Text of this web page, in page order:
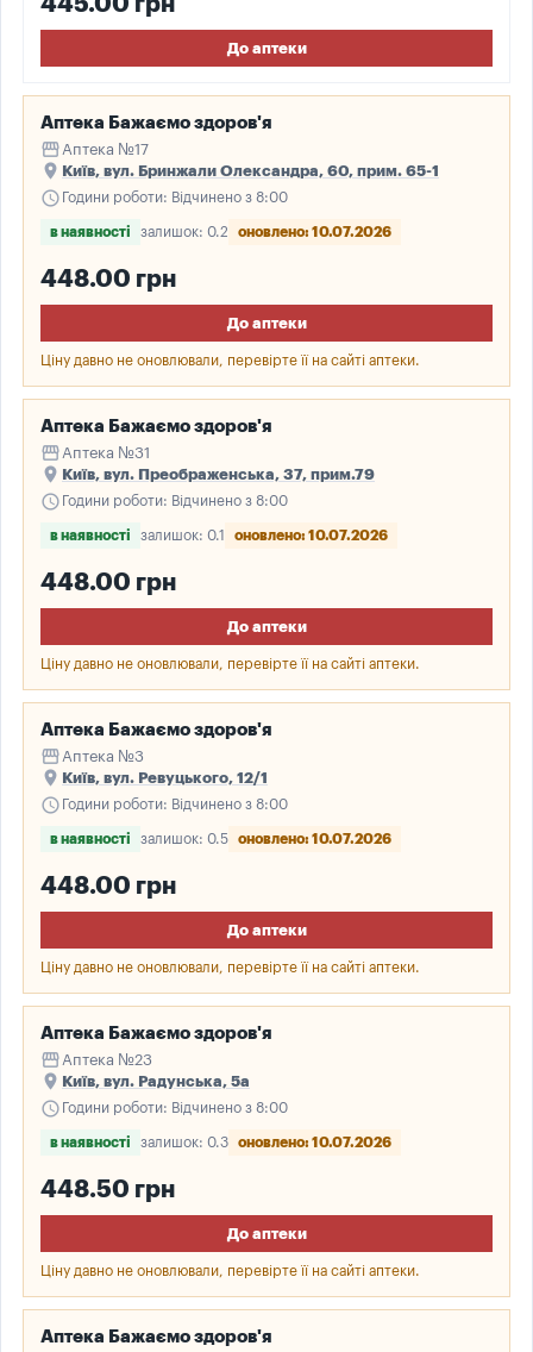
До аптеки
Аптека Бажаємо здоров'я
storefront Аптека №17
place Київ, вул. Бринжали Олександра, 60, прим. 65-1
schedule Години роботи: Відчинено з 8:00
в наявності залишок: 0.2 оновлено: 10.07.2026
448.00 грн
До аптеки
Ціну давно не оновлювали, перевірте її на сайті аптеки.
Аптека Бажаємо здоров'я
storefront Аптека №31
place Київ, вул. Преображенська, 37, прим.79
schedule Години роботи: Відчинено з 8:00
в наявності залишок: 0.1 оновлено: 10.07.2026
448.00 грн
До аптеки
Ціну давно не оновлювали, перевірте її на сайті аптеки.
Аптека Бажаємо здоров'я
storefront Аптека №3
place Київ, вул. Ревуцького, 12/1
schedule Години роботи: Відчинено з 8:00
в наявності залишок: 0.5 оновлено: 10.07.2026
448.00 грн
До аптеки
Ціну давно не оновлювали, перевірте її на сайті аптеки.
Аптека Бажаємо здоров'я
storefront Аптека №23
place Київ, вул. Радунська, 5а
schedule Години роботи: Відчинено з 8:00
в наявності залишок: 0.3 оновлено: 10.07.2026
448.50 грн
До аптеки
Ціну давно не оновлювали, перевірте її на сайті аптеки.
Аптека Бажаємо здоров'я